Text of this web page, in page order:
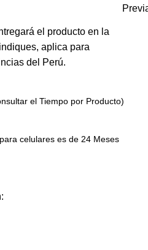
el producto en la
aplica para
del Perú.
el Tiempo por Producto)
celulares es de 24 Meses